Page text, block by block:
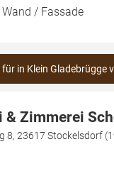
/ Fassade
in Klein Gladebrügge
& Zimmerei
8, 23617 Stockelsdorf